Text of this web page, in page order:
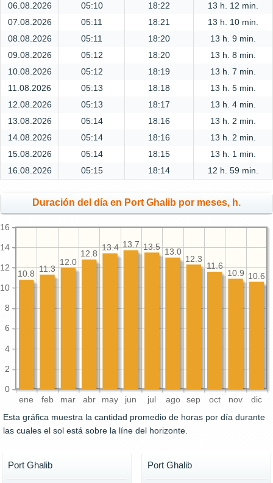
06.08.2026
05:10 18:22
13 h. 12 min.
07.08.2026
05:11 18:21
13 h. 10 min.
08.08.2026
05:11 18:20
13 h. 9 min.
09.08.2026
05:12 18:20
13 h. 8 min.
10.08.2026
05:12 18:19
13 h. 7 min.
11.08.2026
05:13 18:18
13 h. 5 min.
12.08.2026
05:13 18:17
13 h. 4 min.
13.08.2026
05:14 18:16
13 h. 2 min.
14.08.2026
05:14 18:16
13 h. 2 min.
15.08.2026
05:14 18:15
13 h. 1 min.
16.08.2026
05:15 18:14 12 h. 59 min.
Duración del día en Port Ghalib por meses, h.
ene feb mar abr may jun jul ago sep oct nov dic
0
2
4
6
8
10
12
14
16
10.6
10.9
11.6
12.3
13.0
13.5
13.7
13.4
12.8
12.0
11.3
10.8
Esta gráfica muestra la cantidad promedio de horas por día durante
las cuales el sol está sobre la líne del horizonte.
Port Ghalib Port Ghalib